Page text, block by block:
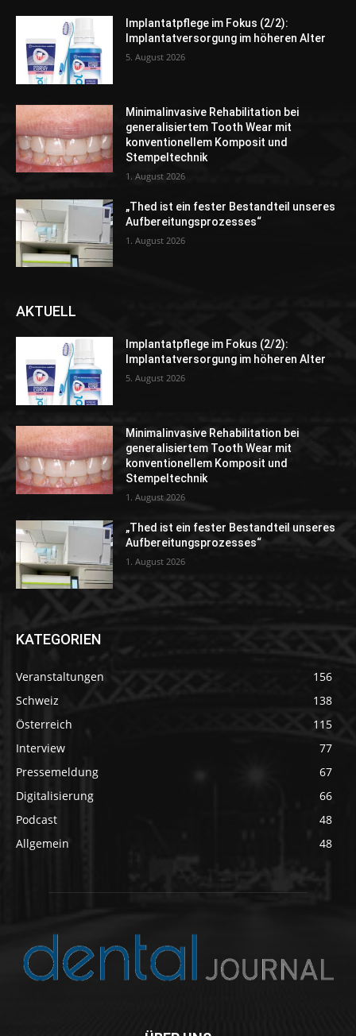
Implantatpflege im Fokus (2/2):
Implantatversorgung im höheren Alter
5. August 2026
Minimalinvasive Rehabilitation bei
generalisiertem Tooth Wear mit
konventionellem Komposit und
Stempeltechnik
1. August 2026
„Thed ist ein fester Bestandteil unseres
Aufbereitungsprozesses“
1. August 2026
AKTUELL
Implantatpflege im Fokus (2/2):
Implantatversorgung im höheren Alter
5. August 2026
Minimalinvasive Rehabilitation bei
generalisiertem Tooth Wear mit
konventionellem Komposit und
Stempeltechnik
1. August 2026
„Thed ist ein fester Bestandteil unseres
Aufbereitungsprozesses“
1. August 2026
KATEGORIEN
Veranstaltungen
156
Schweiz
138
Österreich
115
Interview
77
Pressemeldung
67
Digitalisierung
66
Podcast
48
Allgemein
48